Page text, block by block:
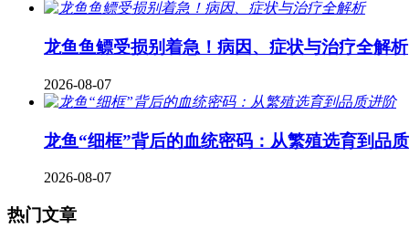
龙鱼鱼鳔受损别着急！病因、症状与治疗全解析
2026-08-07
龙鱼“细框”背后的血统密码：从繁殖选育到品
2026-08-07
热门文章